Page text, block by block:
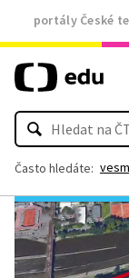
portály České
Často hledáte: